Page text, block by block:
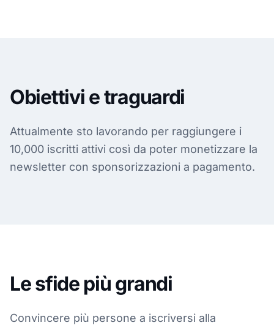
Obiettivi e traguardi
Attualmente sto lavorando per raggiungere i
10,000 iscritti attivi così da poter monetizzare la
newsletter con sponsorizzazioni a pagamento.
Le sfide più grandi
Convincere più persone a iscriversi alla